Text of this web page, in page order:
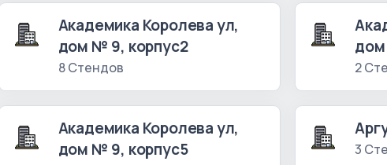
Академика Королева ул,
дом № 9, корпус2
8 Стендов 2
Академика Королева ул,
дом № 9, корпус5
3